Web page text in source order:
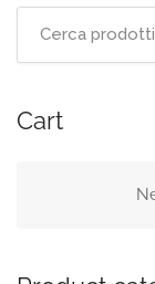
Cart